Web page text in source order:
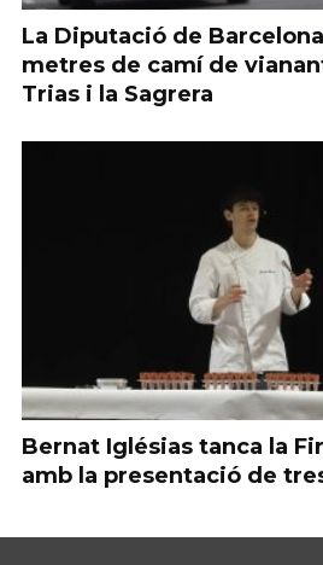
La Diputació de
metres de camí de
Trias i la Sagrera
Bernat Iglésias tanca la
amb la presentació de